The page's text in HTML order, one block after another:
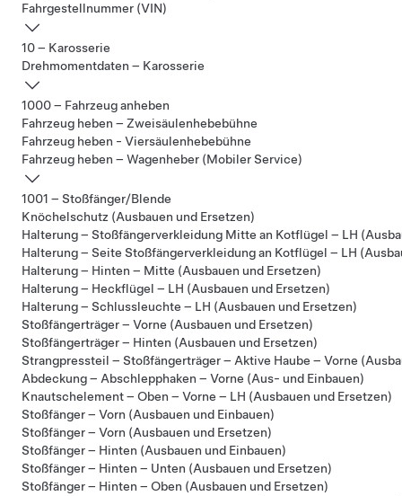
Fahrgestellnummer (VIN)
10 – Karosserie
Drehmomentdaten – Karosserie
1000 – Fahrzeug anheben
Fahrzeug heben – Zweisäulenhebebühne
Fahrzeug heben - Viersäulenhebebühne
Fahrzeug heben – Wagenheber (Mobiler Service)
1001 – Stoßfänger/Blende
Knöchelschutz (Ausbauen und Ersetzen)
Halterung – Stoßfängerverkleidung Mitte an Kotflügel – LH
Halterung – Seite Stoßfängerverkleidung an Kotflügel – LH
Halterung – Hinten – Mitte (Ausbauen und Ersetzen)
Halterung – Heckflügel – LH (Ausbauen und Ersetzen)
Halterung – Schlussleuchte – LH (Ausbauen und Ersetzen)
Stoßfängerträger – Vorne (Ausbauen und Ersetzen)
Stoßfängerträger – Hinten (Ausbauen und Ersetzen)
Strangpressteil – Stoßfängerträger – Aktive Haube – Vorne
Abdeckung – Abschlepphaken – Vorne (Aus- und Einbauen)
Knautschelement – Oben – Vorne – LH (Ausbauen und Ersetzen)
Stoßfänger – Vorn (Ausbauen und Einbauen)
Stoßfänger – Vorn (Ausbauen und Ersetzen)
Stoßfänger – Hinten (Ausbauen und Einbauen)
Stoßfänger – Hinten – Unten (Ausbauen und Ersetzen)
Stoßfänger – Hinten – Oben (Ausbauen und Ersetzen)